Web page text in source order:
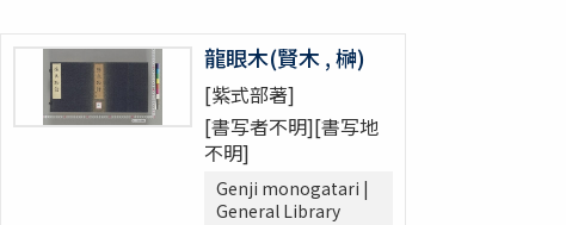
龍眼木(賢木 , 榊)
[紫式部著]
[書写者不明][書写地
不明]
Genji monogatari |
General Library